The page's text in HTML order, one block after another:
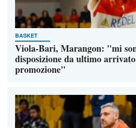
BASKET
Viola-Bari, Marangon: "mi
disposizione da ultimo
promozione"